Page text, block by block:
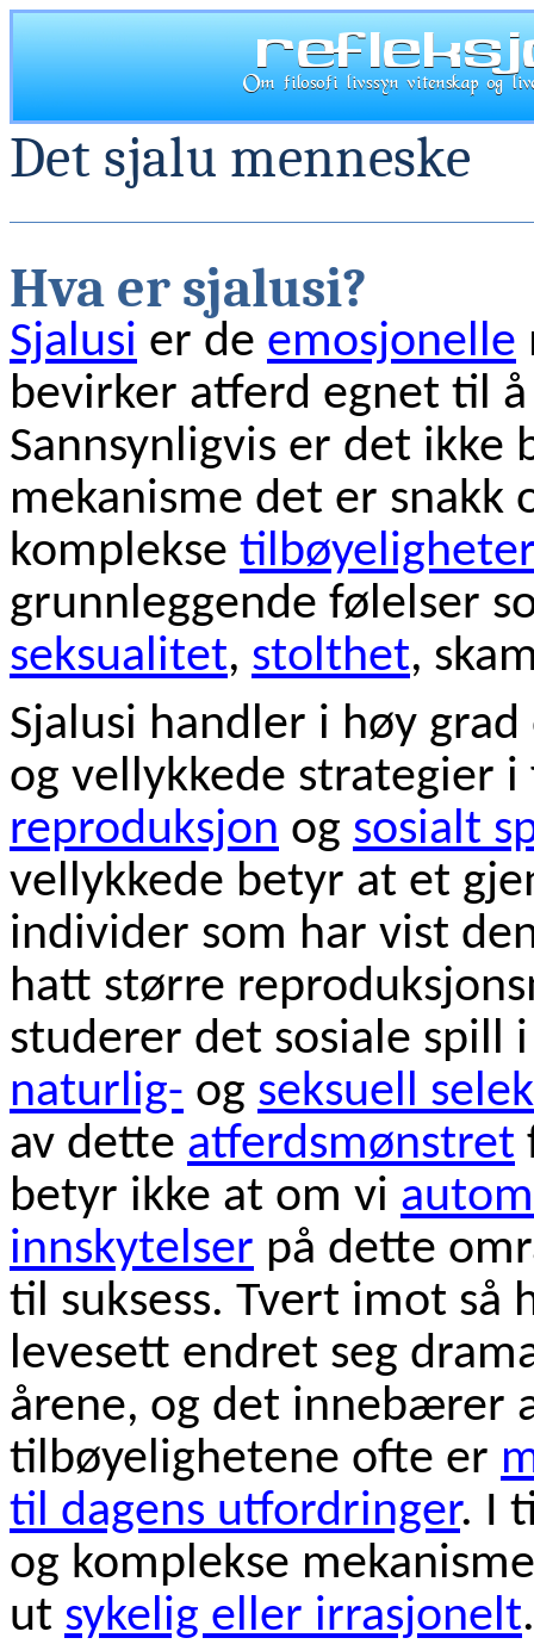
Det sjalu menneske
Hva er sjalusi?
Sjalusi er de emosjonelle
bevirker atferd egnet til
Sannsynligvis er det ikke
mekanisme det er snakk
komplekse
grunnleggende følelser
seksualitet, stolthet,
Sjalusi handler i høy
og vellykkede strategier
reproduksjon og sosialt
vellykkede betyr at et
individer som har vist
hatt større
studerer det sosiale spill
naturlig- og seksuell
av dette atferdsmønstret
betyr ikke at om vi
innskytelser på dette
til suksess. Tvert imot så
levesett endret seg
årene, og det innebærer
tilbøyelighetene ofte er
til dagens utfordringer. I
og komplekse
ut sykelig eller irrasjonelt.